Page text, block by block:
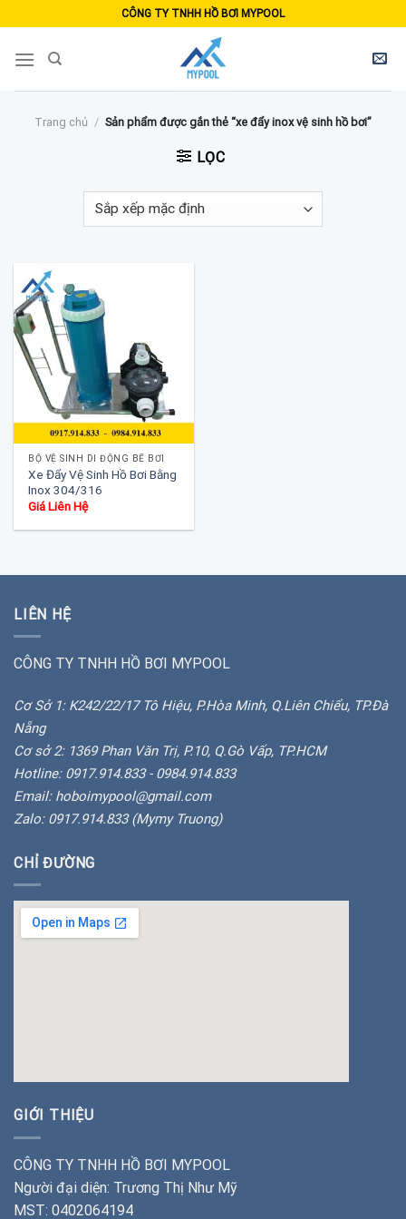
to
content
CÔNG TY TNHH HỒ BƠI MYPOOL
Trang chủ / Sản phẩm được gắn thẻ “xe đẩy inox vệ sinh hồ bơi”
LỌC
BỘ VỆ SINH DI ĐỘNG BỂ BƠI
Xe Đẩy Vệ Sinh Hồ Bơi Bằng
Inox 304/316
Giá Liên Hệ
LIÊN HỆ
CÔNG TY TNHH HỒ BƠI MYPOOL
Cơ Sở 1: K242/22/17 Tô Hiệu, P.Hòa Minh, Q.Liên Chiểu, TP.Đà
Nẵng
Cơ sở 2: 1369 Phan Văn Trị, P.10, Q.Gò Vấp, TP.HCM
Hotline: 0917.914.833 - 0984.914.833
Email: hoboimypool@gmail.com
Zalo: 0917.914.833 (Mymy Truong)
CHỈ ĐƯỜNG
GIỚI THIỆU
CÔNG TY TNHH HỒ BƠI MYPOOL
Người đại diện: Trương Thị Như Mỹ
MST: 0402064194